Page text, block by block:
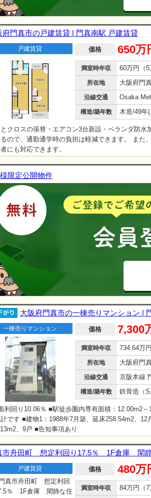
府門真市の戸建賃貸 | 門真南駅 戸建賃貸
戸建賃貸 価格 650万
満室時年収 60万円（5
所在地 大阪府門
沿線交通
構造/築年数 木造/49年
クロスの張替・エアコン3台新設・ベランダ防水
ので、通勤通学時の負担は軽減できます。 また
にも対応できます。
限定公開物件
大阪府門真市の一棟売りマンション |
一棟売りマンション 価格 7,300
満室時年収 734.64万
所在地 大阪府門
沿線交通 京阪本線
構造/築年数 鉄骨造（
利回り10.06％ ■駅徒歩圏内専有面積：12.00m2
です ■建物1：1988年7月築、延床258.54m2、
、9戸 ■告知事項あり
市舟田町 想定利回り17.5％ 1F倉庫 閑静
戸建賃貸 価格 480万
満室時年収 84万円（7